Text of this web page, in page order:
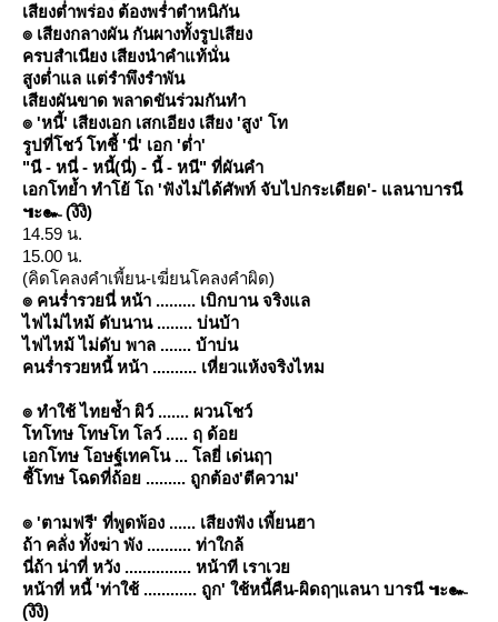
เสียงต่ำพร่อง ต้องพร่ำตำหนิกัน
๏ เสียงกลางผัน กันผางทั้งรูปเสียง
ครบสำเนียง เสียงนำคำแท้นั่น
สูงต่ำแล แต่รำพึงรำพัน
เสียงผันขาด พลาดขันร่วมกันทำ
๏ 'หนี้' เสียงเอก เสกเอียง เสียง 'สูง' โท
รูปที่โชว์ โทชี้ 'นี่' เอก 'ต่ำ'
"นี - หนี่ - หนี้(นี่) - นี้ - หนี" ที่ผันคำ
เอกโทย้ำ ทำโย้ โถ 'ฟังไม่ได้ศัพท์ จับไปกระเดียด'- แลนาบารนี
๚ะ๛ (งิงิ)
14.59 น.
15.00 น.
(คิดโคลงคำเพี้ยน-เฆี่ยนโคลงคำผิด)
๏ คนร่ำรวยนี่ หน้า ......... เบิกบาน จริงแล
ไฟไม่ไหม้ ดับนาน ........ บ่นบ้า
ไฟไหม้ ไม่ดับ พาล ....... บ้าบ่น
คนร่ำรวยหนี้ หน้า .......... เหี่ยวแห้งจริงไหม
๏ ทำใช้ ไทยช้ำ ผิว์ ....... ผวนโชว์
ทโทษ โทษโท โลว์ ..... ฤ ด้อ
เอกโทษ โอษฐ์เทคโน ... โลยี่ เด่นฤๅ
ชี้โทษ โฉดที่ถ้อย ......... ถูกต้อง'ตีความ'
๏ 'ตามฟรี' ที่พูดพ้อง ...... เสียงฟัง เพี้ยนฮา
ถ้า คลั่ง ทั้งฆ่า พัง .......... ท่าใกล้
นี่ถ้า น่าที่ หวัง ............... หน้าที เราเว
หน้าที่ หนี้ 'ท่าใช้ ............ ถูก' ใช้หนี้คืน-ผิดฤๅแลนา บารนี ๚ะ๛
(งิงิ)